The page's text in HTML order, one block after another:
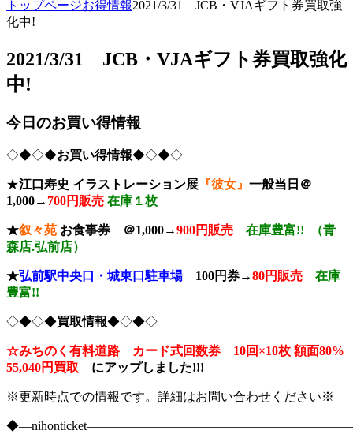
トップページお得情報2021/3/31 JCB・VJAギフト券買取強
化中!
2021/3/31 JCB・VJAギフト券買取強化
中!
今日のお買い得情報
◇◆◇◆お買い得情報◆◇◆◇
★江口寿史 イラストレーション展 『彼女』 一般当日＠
1,000→ 700円販売 在庫１枚
★叙々苑 お食事券 ＠1,000→900円販売 在庫豊富!! （青
森店.弘前店）
★弘前駅中央口・城東口駐車場 100円券→80円販売 在庫
豊富!!
◇◆◇◆買取情報◆◇◆◇
☆みちのく有料道路 カード式回数券 10回×10枚 額面80%
55,040円買取 にアップしました!!!
※更新時点での情報です。詳細はお問い合わせください※